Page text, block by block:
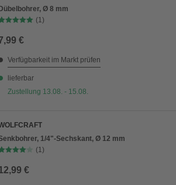
Dübelbohrer, Ø 8 mm
(1)
€
Verfügbarkeit im Markt prüfen
lieferbar
Zustellung 13.08. - 15.08.
1/4"-Sechskant, Ø 12 mm
(1)
€